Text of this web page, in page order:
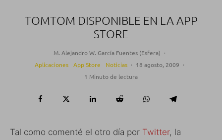
TOMTOM DISPONIBLE EN LA APP
STORE
M. Alejandro W. García Fuentes (Esfera) ·
Aplicaciones
App Store Noticias · 18 agosto, 2009 ·
1 Minuto de lectura
Tal como comenté el otro día por Twitter, la